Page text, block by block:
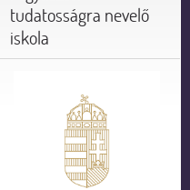
tudatosságra nevelő
iskola